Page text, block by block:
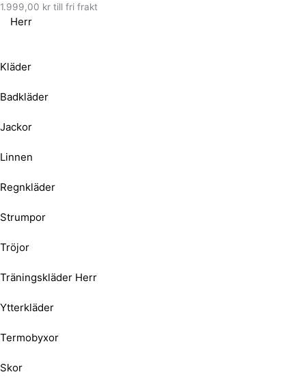
1.999,00 kr till fri frakt
Herr
Kläder
Badkläder
Jackor
Linnen
Regnkläder
Strumpor
Tröjor
Träningskläder Herr
Ytterkläder
Termobyxor
Skor